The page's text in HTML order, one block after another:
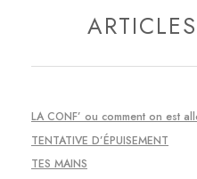
LA CONF’ ou comment on est
TENTATIVE D’ÉPUISEMENT
TES MAINS